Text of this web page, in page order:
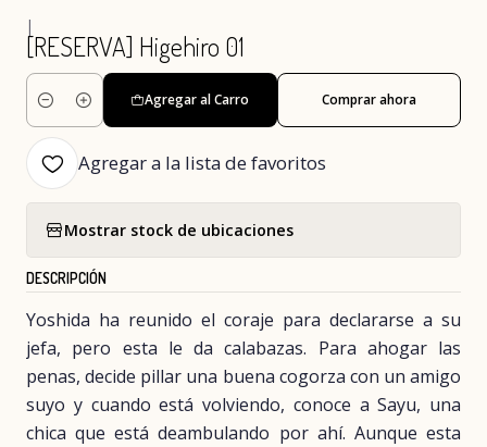
|
[RESERVA] Higehiro 01
Cantidad
Agregar al Carro Comprar ahora
Agregar a la lista de favoritos
Mostrar stock de ubicaciones
DESCRIPCIÓN
Yoshida ha reunido el coraje para declararse a su
jefa, pero esta le da calabazas. Para ahogar las
penas, decide pillar una buena cogorza con un amigo
suyo y cuando está volviendo, conoce a Sayu, una
chica que está deambulando por ahí. Aunque esta